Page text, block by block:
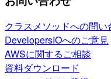
クラスメソッドへの問い
DevelopersIOへのご意見
AWSに関するご相談
資料ダウンロード